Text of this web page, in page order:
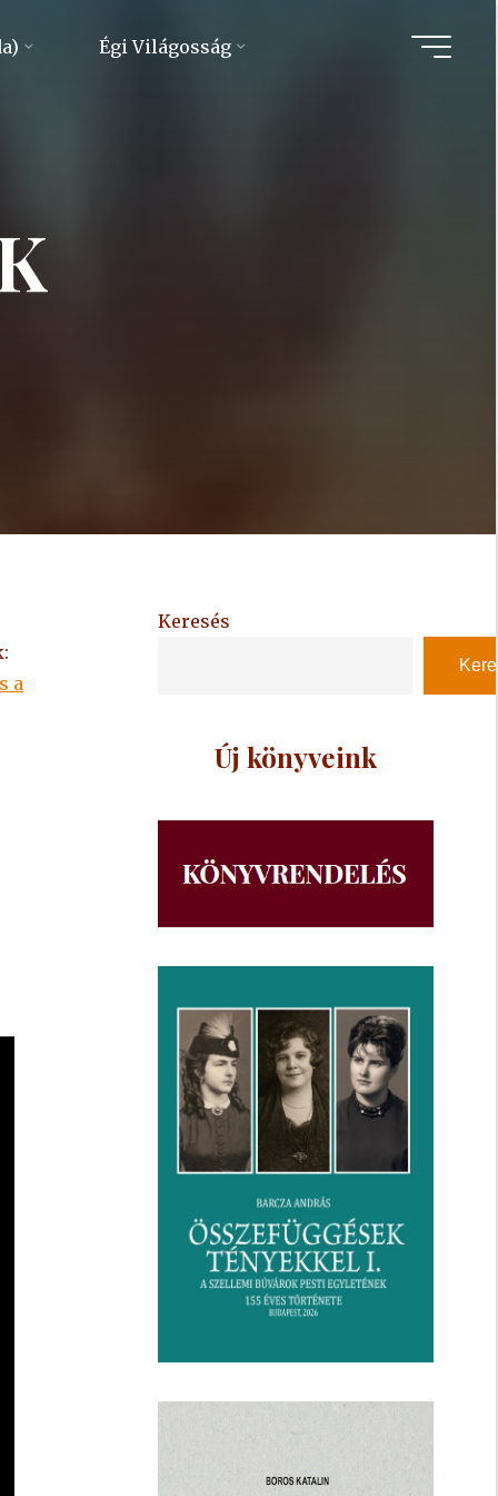
Égi Világosság
a
Keresés
Új könyveink